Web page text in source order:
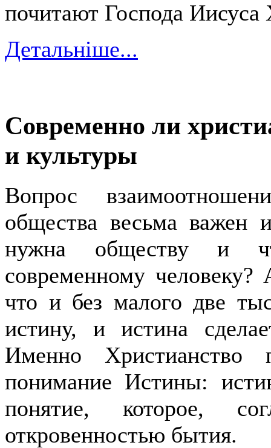
почитают Господа Иисуса
Детальніше...
Современно ли
и культуры
Вопрос
общества весьма важен
нужна обществу и
современному
что и без малого две
истину, и истина
Именно Христианство
понимание Истины:
понятие, которое,
откровенностью бытия.